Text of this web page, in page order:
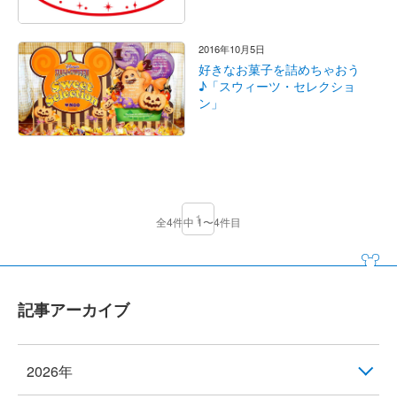
2016年10月5日
好きなお菓子を詰めちゃおう
♪「スウィーツ・セレクショ
ン」
1
全4件中 1〜4件目
記事アーカイブ
2026年